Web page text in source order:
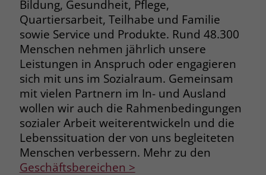
Bildung, Gesundheit, Pflege,
Quartiersarbeit, Teilhabe und Familie
sowie Service und Produkte. Rund 48.300
Menschen nehmen jährlich unsere
Leistungen in Anspruch oder engagieren
sich mit uns im Sozialraum. Gemeinsam
mit vielen Partnern im In- und Ausland
wollen wir auch die Rahmenbedingungen
sozialer Arbeit weiterentwickeln und die
Lebenssituation der von uns begleiteten
Menschen verbessern. Mehr zu den
Geschäftsbereichen >
Name PHPSESSID
Anbieter stiftung-liebenau.de
Laufzeit Session
Zweck
Behält die Zustände des Benutzers bei
allen Seitenanfragen bei.
Name cookie_optin
Zweck
Browsers und die Einstellungen
exklusiv für diese Website zu speichern.
Dadurch wird gewährleistet, dass
Aktionen, die bei späteren Besuchen
derselben Website durchgeführt
werden, mit derselben
Benutzerkennung verknüpft werden.
Name _clsk
Anbieter www.clarity.ms